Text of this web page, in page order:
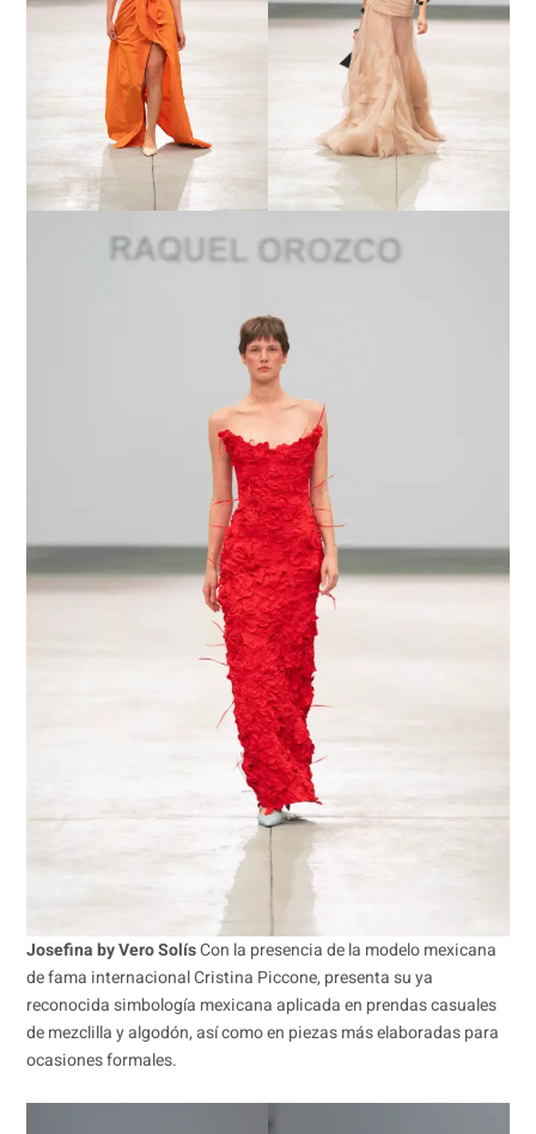
Josefina by Vero SolísCon la presencia de la modelo mexicana
de fama internacional Cristina Piccone, presenta su ya
reconocida simbología mexicana aplicada en prendas casuales
de mezclilla y algodón, así como en piezas más elaboradas para
ocasiones formales.